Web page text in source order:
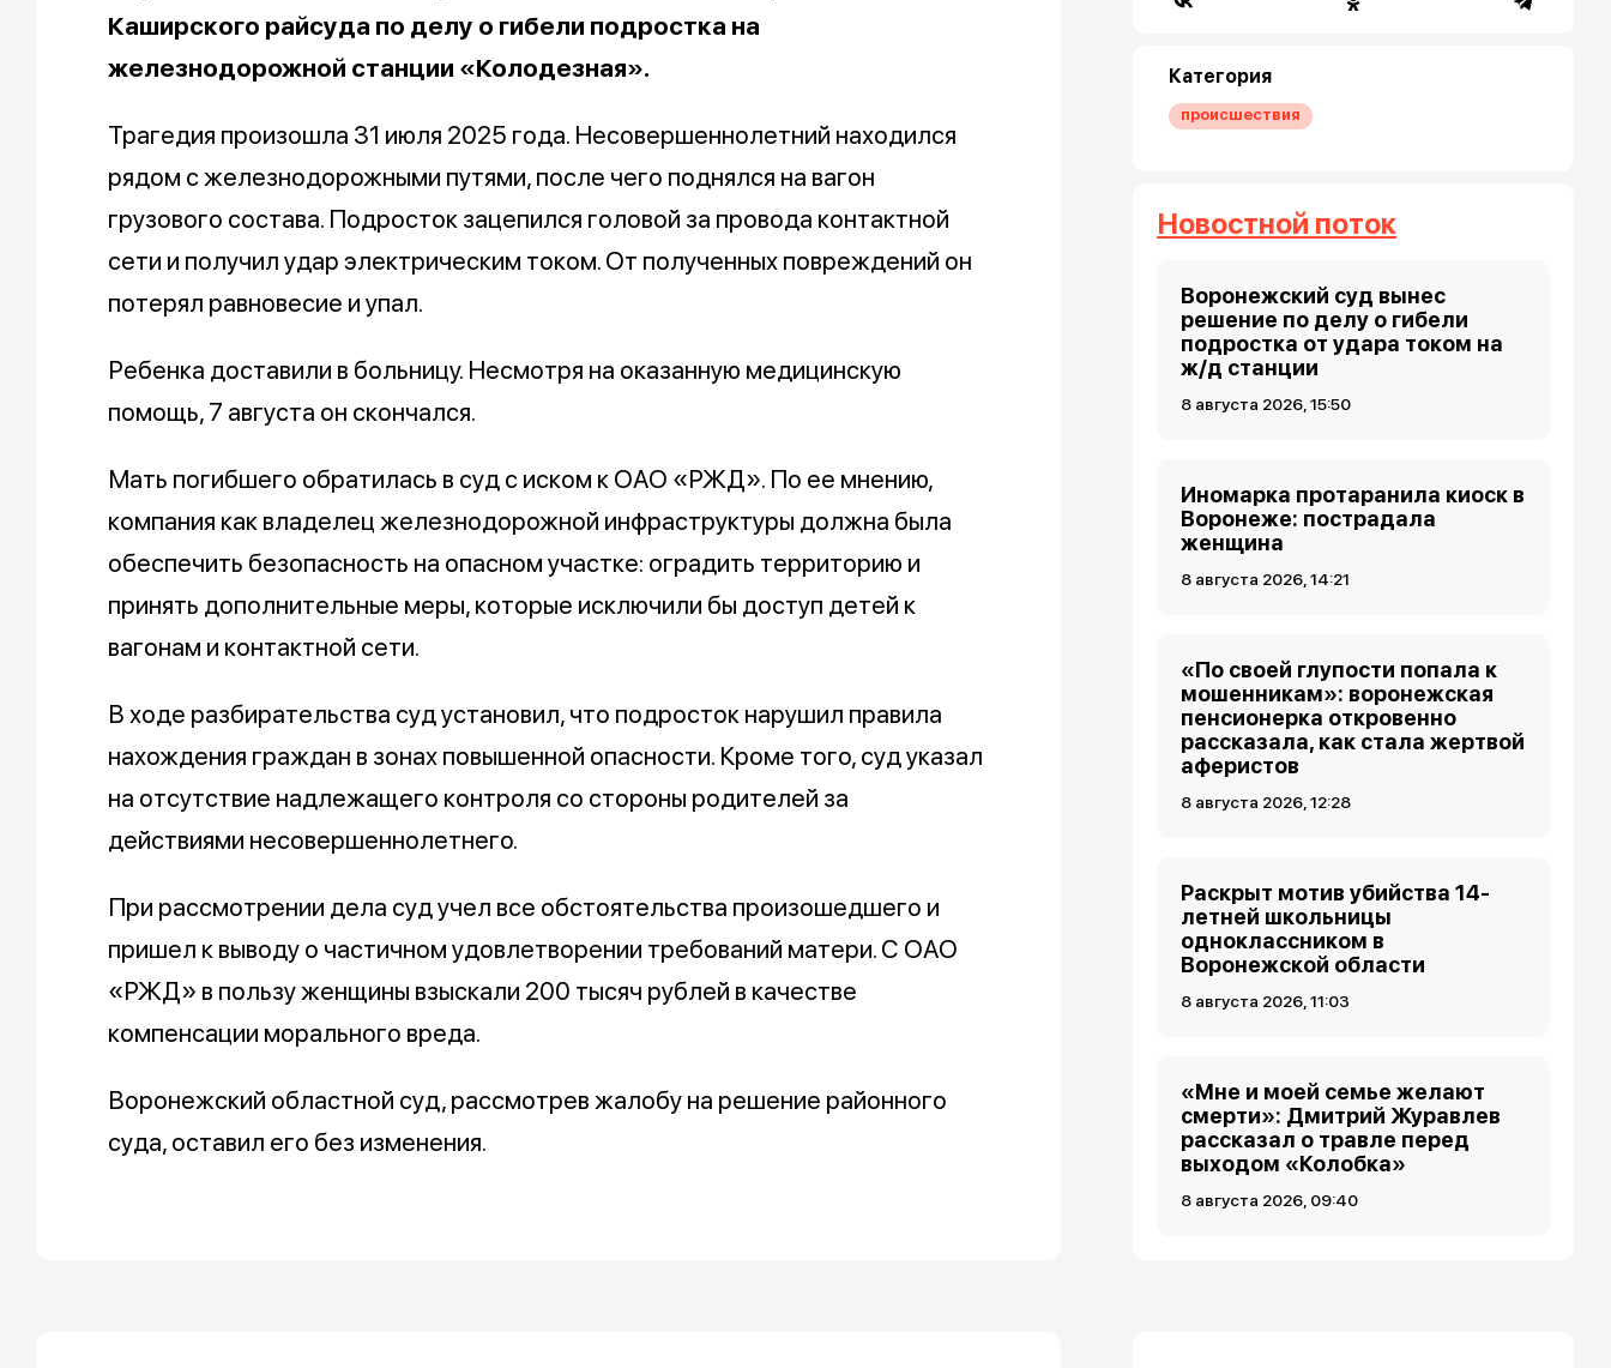
Каширского райсуда по делу о гибели подростка на
железнодорожной станции «Колодезная».
Трагедия произошла 31 июля 2025 года. Несовершеннолетний находился
рядом с железнодорожными путями, после чего поднялся на вагон
грузового состава. Подросток зацепился головой за провода контактной
сети и получил удар электрическим током. От полученных повреждений он
потерял равновесие и упал.
Ребенка доставили в больницу. Несмотря на оказанную медицинскую
помощь, 7 августа он скончался.
Мать погибшего обратилась в суд с иском к ОАО «РЖД». По ее мнению,
компания как владелец железнодорожной инфраструктуры должна была
обеспечить безопасность на опасном участке: оградить территорию и
принять дополнительные меры, которые исключили бы доступ детей к
вагонам и контактной сети.
В ходе разбирательства суд установил, что подросток нарушил правила
нахождения граждан в зонах повышенной опасности. Кроме того, суд указал
на отсутствие надлежащего контроля со стороны родителей за
действиями несовершеннолетнего.
При рассмотрении дела суд учел все обстоятельства произошедшего и
пришел к выводу о частичном удовлетворении требований матери. С ОАО
«РЖД» в пользу женщины взыскали 200 тысяч рублей в качестве
компенсации морального вреда.
Воронежский областной суд, рассмотрев жалобу на решение районного
суда, оставил его без изменения.
Категория
происшествия
Новостной поток
Воронежский суд вынес
решение по делу о гибели
подростка от удара током на
ж/д станции
8 августа 2026, 15:50
Иномарка протаранила киоск в
Воронеже: пострадала
женщина
8 августа 2026, 14:21
«По своей глупости попала к
мошенникам»: воронежская
пенсионерка откровенно
рассказала, как стала жертвой
аферистов
8 августа 2026, 12:28
Раскрыт мотив убийства 14-
летней школьницы
одноклассником в
Воронежской области
8 августа 2026, 11:03
«Мне и моей семье желают
смерти»: Дмитрий Журавлев
рассказал о травле перед
выходом «Колобка»
8 августа 2026, 09:40